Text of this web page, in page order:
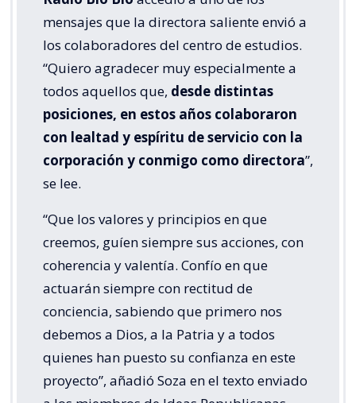
mensajes que la directora saliente envió a
los colaboradores del centro de estudios.
“Quiero agradecer muy especialmente a
todos aquellos que, desde distintas
posiciones, en estos años colaboraron
con lealtad y espíritu de servicio con la
corporación y conmigo como directora”,
se lee.
“Que los valores y principios en que
creemos, guíen siempre sus acciones, con
coherencia y valentía. Confío en que
actuarán siempre con rectitud de
conciencia, sabiendo que primero nos
debemos a Dios, a la Patria y a todos
quienes han puesto su confianza en este
proyecto”, añadió Soza en el texto enviado